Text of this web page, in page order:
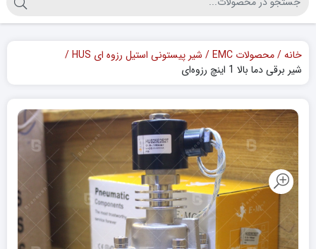
خانه محصولات EMC
شیر پیستونی استیل رزوه ای HUS
شیر برقی دما بالا 1 اینچ رزوه‌ای